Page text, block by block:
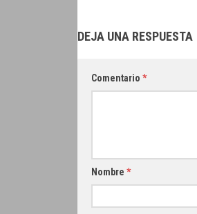
DEJA UNA RESPUESTA
Comentario *
Nombre *